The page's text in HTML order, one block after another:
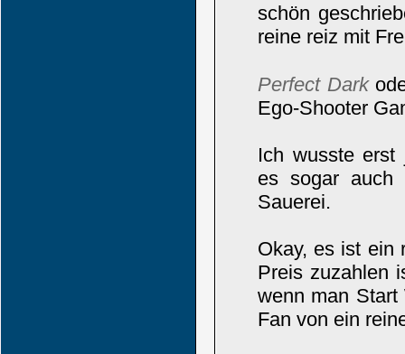
schön
reine reiz mit
Perfect Dark
Ego-Shooter
Ich wusste erst
es sogar auch
Sauerei.
Okay, es ist ein
Preis zuzahlen
wenn man
Fan von ein